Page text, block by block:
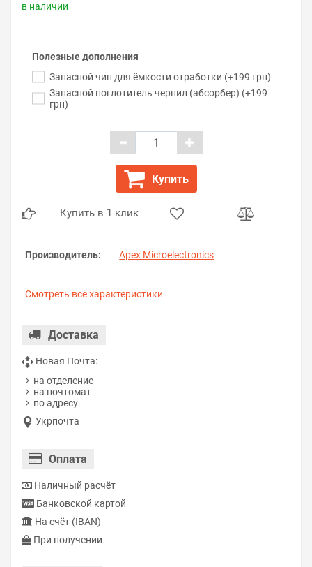
в наличии
Полезные дополнения
Запасной чип для ёмкости отработки (+199 грн)
Запасной поглотитель чернил (абсорбер) (+199
грн)
Купить
Купить в 1 клик
Производитель: Apex Microelectronics
Смотреть все характеристики
Доставка
Новая Почта:
на отделение
на почтомат
по адресу
Укрпочта
Оплата
Наличный расчёт
Банковской картой
На счёт (IBAN)
При получении